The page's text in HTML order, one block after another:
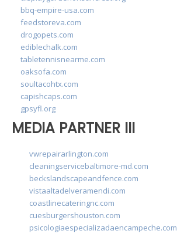
bbq-empire-usa.com
feedstoreva.com
drogopets.com
ediblechalk.com
tabletennisnearme.com
oaksofa.com
soultacohtx.com
capishcaps.com
gpsyfl.org
MEDIA PARTNER III
vwrepairarlington.com
cleaningservicebaltimore-md.com
beckslandscapeandfence.com
vistaaltadelveramendi.com
coastlinecateringnc.com
cuesburgershouston.com
psicologiaespecializadaencampeche.com